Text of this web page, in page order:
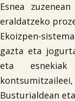
Esnea
eraldatzeko
Ekoizpen-
gazta eta
eta esnekiak
Busturialdean